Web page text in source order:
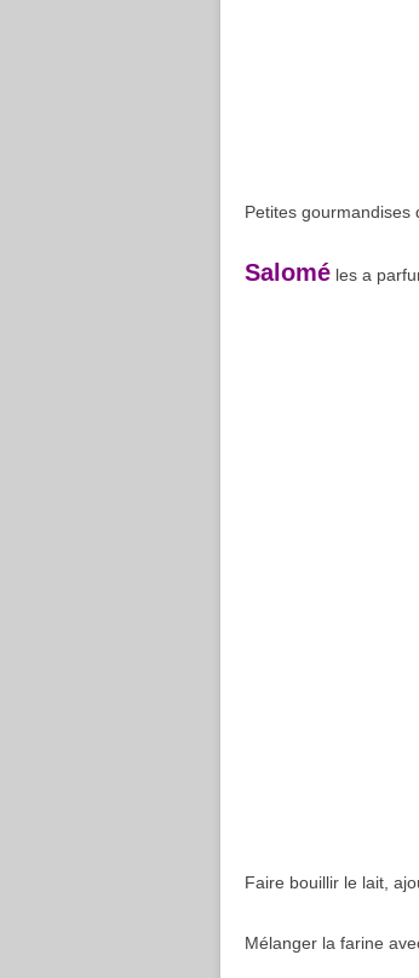
Petites gourmandises
Salomé les a
Faire bouillir le lait,
Mélanger la farine